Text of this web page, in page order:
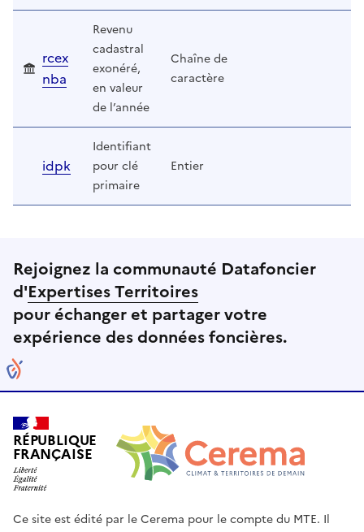
rcex
nba
Revenu
cadastral
exonéré,
en valeur
de l’année
Chaîne de
caractère
idpk
Identifiant
pour clé
primaire
Entier
Rejoignez la communauté Datafoncier
d'Expertises Territoires
pour échanger et partager votre
expérience des données foncières.
RÉPUBLIQUE
FRANÇAISE
Ce site est édité par le Cerema pour le compte du MTE. Il